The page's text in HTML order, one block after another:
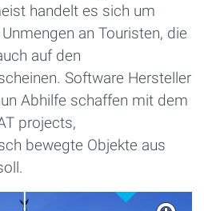
handelt es sich um
an Touristen, die
auf den
Software Hersteller
Abhilfe schaffen mit dem
projects,
bewegte Objekte aus